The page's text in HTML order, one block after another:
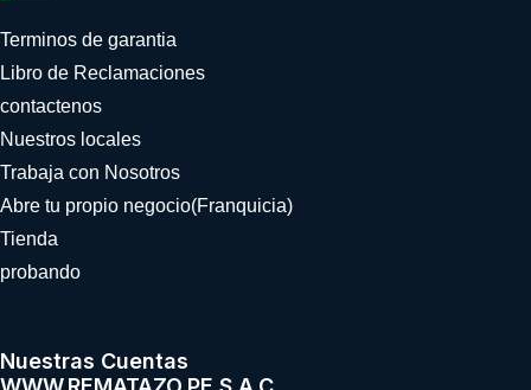
Terminos de garantia
Libro de Reclamaciones
contactenos
Nuestros locales
Trabaja con Nosotros
Abre tu propio negocio(Franquicia)
Tienda
probando
Nuestras Cuentas